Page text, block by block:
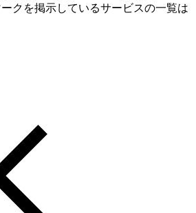
クを掲示しているサービスの一覧は